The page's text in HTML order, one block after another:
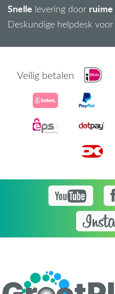
Snelle levering door ruime
Deskundige helpdesk voor
Veilig betalen